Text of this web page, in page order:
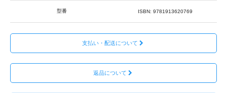
型番 ISBN: 9781913620769
支払い・配送について
返品について